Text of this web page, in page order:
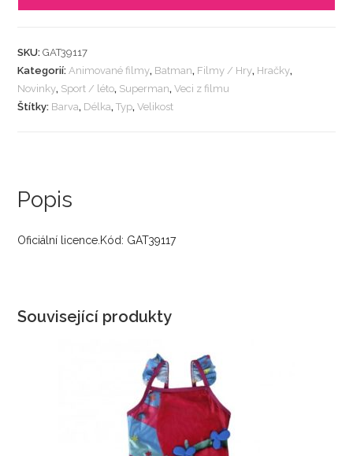
SKU:GAT39117
Kategorií:Animované filmy, Batman, Filmy / Hry, Hračky,
Novinky, Sport / léto, Superman,Veci z filmu
Štítky: Barva, Délka,Typ,Velikost
Popis
Oficiální licence.Kód: GAT39117
Související produkty